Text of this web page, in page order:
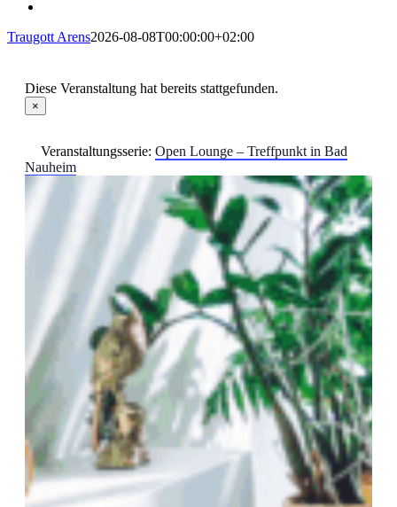
Traugott Arens2026-08-08T00:00:00+02:00
Diese Veranstaltung hat bereits stattgefunden.
×
Veranstaltungsserie: Open Lounge – Treffpunkt in Bad
Nauheim